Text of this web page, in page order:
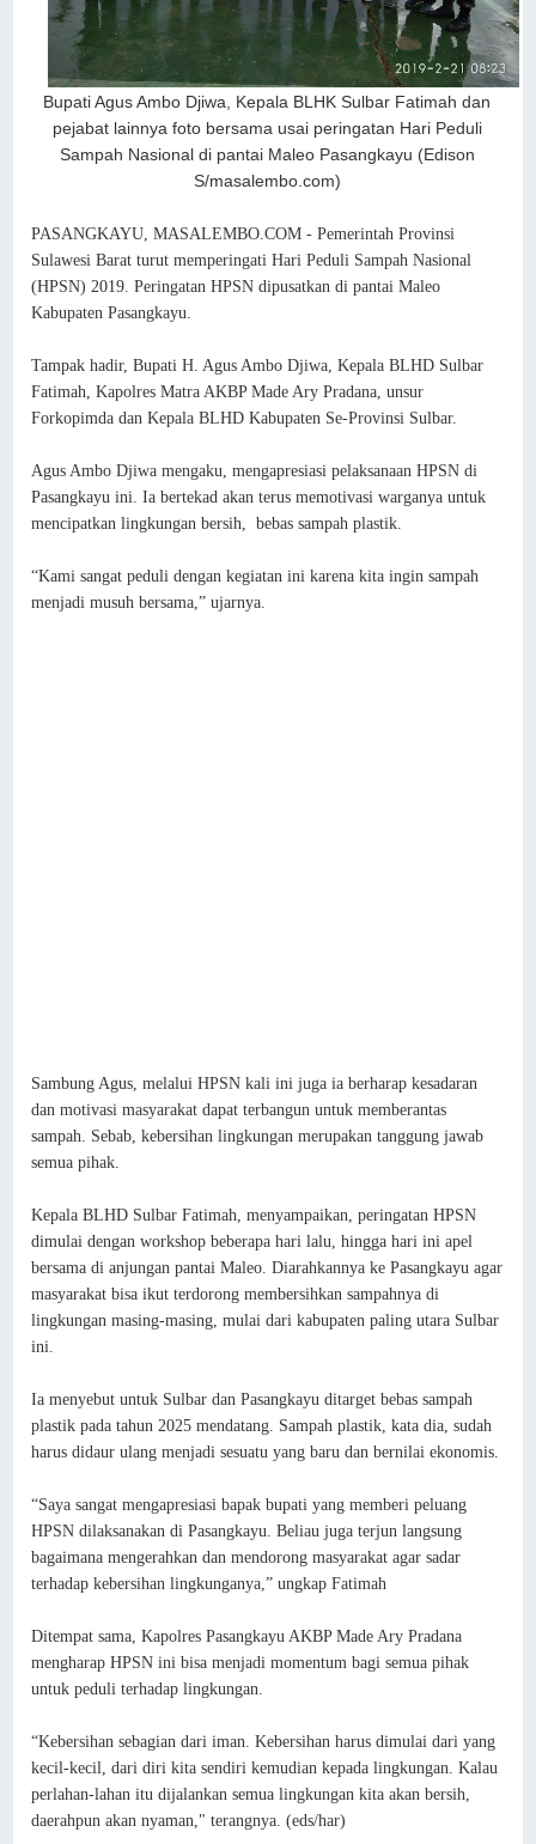
Bupati Agus Ambo Djiwa, Kepala BLHK Sulbar Fatimah dan
pejabat lainnya foto bersama usai peringatan Hari Peduli
Sampah Nasional di pantai Maleo Pasangkayu (Edison
S/masalembo.com)
PASANGKAYU, MASALEMBO.COM - Pemerintah Provinsi
Sulawesi Barat turut memperingati Hari Peduli Sampah Nasional
(HPSN) 2019. Peringatan HPSN dipusatkan di pantai Maleo
Kabupaten Pasangkayu.
Tampak hadir, Bupati H. Agus Ambo Djiwa, Kepala BLHD Sulbar
Fatimah, Kapolres Matra AKBP Made Ary Pradana, unsur
Forkopimda dan Kepala BLHD Kabupaten Se-Provinsi Sulbar.
Agus Ambo Djiwa mengaku, mengapresiasi pelaksanaan HPSN di
Pasangkayu ini. Ia bertekad akan terus memotivasi warganya untuk
mencipatkan lingkungan bersih, bebas sampah plastik.
“Kami sangat peduli dengan kegiatan ini karena kita ingin sampah
menjadi musuh bersama,” ujarnya.
Sambung Agus, melalui HPSN kali ini juga ia berharap kesadaran
dan motivasi masyarakat dapat terbangun untuk memberantas
sampah. Sebab, kebersihan lingkungan merupakan tanggung jawab
semua pihak.
Kepala BLHD Sulbar Fatimah, menyampaikan, peringatan HPSN
dimulai dengan workshop beberapa hari lalu, hingga hari ini apel
bersama di anjungan pantai Maleo. Diarahkannya ke Pasangkayu agar
masyarakat bisa ikut terdorong membersihkan sampahnya di
lingkungan masing-masing, mulai dari kabupaten paling utara Sulbar
ini.
Ia menyebut untuk Sulbar dan Pasangkayu ditarget bebas sampah
plastik pada tahun 2025 mendatang. Sampah plastik, kata dia, sudah
harus didaur ulang menjadi sesuatu yang baru dan bernilai ekonomis.
“Saya sangat mengapresiasi bapak bupati yang memberi peluang
HPSN dilaksanakan di Pasangkayu. Beliau juga terjun langsung
bagaimana mengerahkan dan mendorong masyarakat agar sadar
terhadap kebersihan lingkunganya,” ungkap Fatimah
Ditempat sama, Kapolres Pasangkayu AKBP Made Ary Pradana
mengharap HPSN ini bisa menjadi momentum bagi semua pihak
untuk peduli terhadap lingkungan.
“Kebersihan sebagian dari iman. Kebersihan harus dimulai dari yang
kecil-kecil, dari diri kita sendiri kemudian kepada lingkungan. Kalau
perlahan-lahan itu dijalankan semua lingkungan kita akan bersih,
daerahpun akan nyaman," terangnya. (eds/har)